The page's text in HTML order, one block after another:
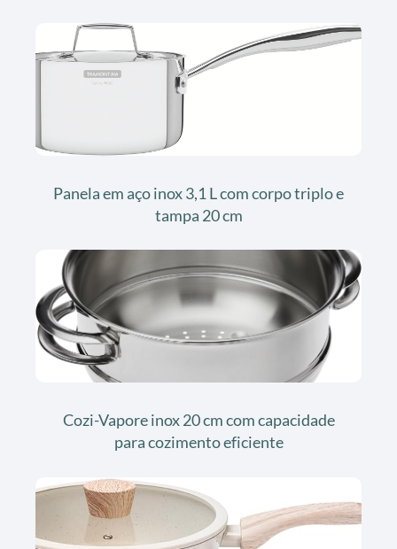
Panela em aço inox 3,1 L com corpo triplo e
tampa 20 cm
Cozi-Vapore inox 20 cm com capacidade
para cozimento eficiente